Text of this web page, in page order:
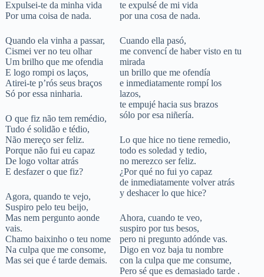
Expulsei-te da minha vida
Por uma coisa de nada.
Quando ela vinha a passar,
Cismei ver no teu olhar
Um brilho que me ofendia
E logo rompi os laços,
Atirei-te p’rós seus braços
Só por essa ninharia.
O que fiz não tem remédio,
Tudo é solidão e tédio,
Não mereço ser feliz.
Porque não fui eu capaz
De logo voltar atrás
E desfazer o que fiz?
Agora, quando te vejo,
Suspiro pelo teu beijo,
Mas nem pergunto aonde
vais.
Chamo baixinho o teu nome
Na culpa que me consome,
Mas sei que é tarde demais.
te expulsé de mi vida
por una cosa de nada.
Cuando ella pasó,
me convencí de haber visto en tu
mirada
un brillo que me ofendía
e inmediatamente rompí los
lazos,
te empujé hacia sus brazos
sólo por esa niñería.
Lo que hice no tiene remedio,
todo es soledad y tedio,
no merezco ser feliz.
¿Por qué no fui yo capaz
de inmediatamente volver atrás
y deshacer lo que hice?
Ahora, cuando te veo,
suspiro por tus besos,
pero ni pregunto adónde vas.
Digo en voz baja tu nombre
con la culpa que me consume,
Pero sé que es demasiado tarde .